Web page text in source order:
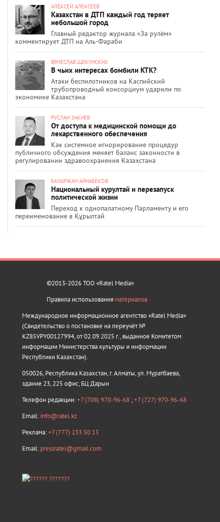
АЛЕКСЕЙ АЛЕКСЕЕВ
Казахстан в ДТП каждый год теряет
небольшой город
Главный редактор журнала «За рулём»
комментирует ДТП на Аль-Фараби
ВЯЧЕСЛАВ ЩЕКУНСКИХ
В чьих интересах бомбили КТК?
Атаки беспилотников на Каспийский
трубопроводный консорциум ударили по
экономике Казахстана
РУСЛАН ЗАКИЕВ
От доступа к медицинской помощи до
лекарственного обеспечения
Как системное игнорирование процедур
публичного обсуждения меняет баланс законности в
регулировании здравоохранения Казахстана
БАУЫРЖАН АЙНАБЕКОВ
Национальный курултай и перезапуск
политической жизни
Переход к однопалатному Парламенту и его
переименование в Құрылтай
©2013-2026 ТОО «Ratel Media»
Правила использования материалов
Международное информационное агентство «Ratel Media»
(Свидетельство о постановке на переучёт №
KZ85VPY00127994, от 02.09.2025 г., выданное Комитетом
информации Министерства культуры и информации
Республики Казахстан).
050026, Республика Казахстан, г. Алматы, ул. Муратбаева,
здание 23, 225 офис, БЦ Дарын
Телефон редакции:+7 (708) 970-96-68 ;+7 (727) 970-96-68
Email: info@ratel.kz
Реклама:+7 (777) 233 50 13
Email: pressratel@gmail.com